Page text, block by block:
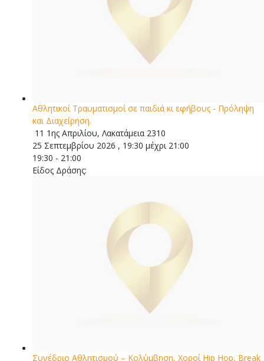
Αθλητικοί Τραυματισμοί σε παιδιά κι εφήβους - Πρόληψη
και Διαχείρηση.
11 1ης Απριλίου, Λακατάμεια 2310
25 Σεπτεμβρίου 2026 , 19:30 μέχρι 21:00
19:30 - 21:00
Είδος Δράσης:
Συνέδριο Αθλητισμού – Κολύμβηση, Χοροί Hip Hop, Break